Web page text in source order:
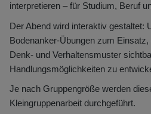
interpretieren – für Studium, Beruf
Der Abend wird interaktiv gestaltet:
Bodenanker-Übungen zum
Denk- und Verhaltensmuster
Handlungsmöglichkeiten zu
Je nach Gruppengröße werden
Kleingruppenarbeit durchgeführt.